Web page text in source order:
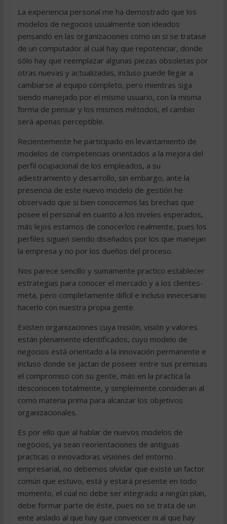
La experiencia personal me ha demostrado que los
modelos de negocios usualmente son ideados
pensando en las organizaciones como un si se tratase
de un computador al cual hay que repotenciar, donde
sólo hay que reemplazar algunas piezas obsoletas por
otras nuevas y actualizadas, incluso puede llegar a
cambiarse al equipo completo, pero mientras siga
siendo manejado por el mismo usuario, con la misma
forma de pensar y los mismos métodos, el cambio
será apenas perceptible.
Recientemente he participado en levantamiento de
modelos de competencias orientados a la mejora del
perfil ocupacional de los empleados, a su
adiestramiento y desarrollo, sin embargo, ante la
presencia de este nuevo modelo de gestión he
observado que si bien conocemos las brechas que
posee el personal en cuanto a los niveles esperados,
más lejos estamos de conocerlos realmente, pues los
perfiles siguen siendo diseñados por los que manejan
la empresa y no por los dueños del proceso.
Nos parece sencillo y sumamente practico establecer
estrategias para conocer el mercado y a los clientes-
meta, pero completamente difícil e incluso innecesario
hacerlo con nuestra propia gente.
Existen organizaciones cuya misión, visión y valores
están plenamente identificados, cuyo modelo de
negocios está orientado a la innovación permanente e
incluso donde se jactan de poseer entre sus premisas
el compromiso con su gente, más en la practica la
desconocen totalmente, y simplemente consideran al
como materia prima para alcanzar los objetivos
organizacionales.
Es por ello que al hablar de nuevos modelos de
negocios, ya sean reorientaciones de antiguas
practicas o innovadoras visiones del entorno
empresarial, no debemos olvidar que existe un factor
común que estuvo, está y estará presente en todo
momento, el cual no debe ser integrado a ningún plan,
debe formar parte de éste, pues no se trata de un
ente aislado al que hay que convencer ni al que hay